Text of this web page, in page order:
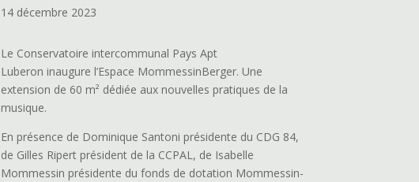
14 décembre 2023
Le Conservatoire intercommunal Pays Apt
Luberon inaugure l’Espace MommessinBerger. Une
extension de 60 m² dédiée aux nouvelles pratiques de la
musique.
En présence de Dominique Santoni présidente du CDG 84,
de Gilles Ripert président de la CCPAL, de Isabelle
Mommessin présidente du fonds de dotation Mommessin-